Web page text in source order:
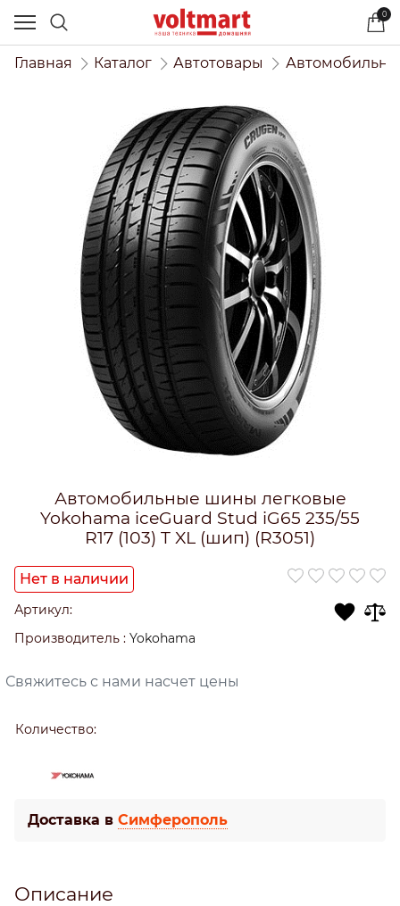
0
Главная Каталог Автотовары
Автомобильные шины легковые
Yokohama iceGuard Stud iG65 235/55
R17 (103) T XL (шип) (R3051)
Нет в наличии
Артикул:
Производитель : Yokohama
Свяжитесь с нами насчет цены
Количество:
Доставка в Симферополь
Описание